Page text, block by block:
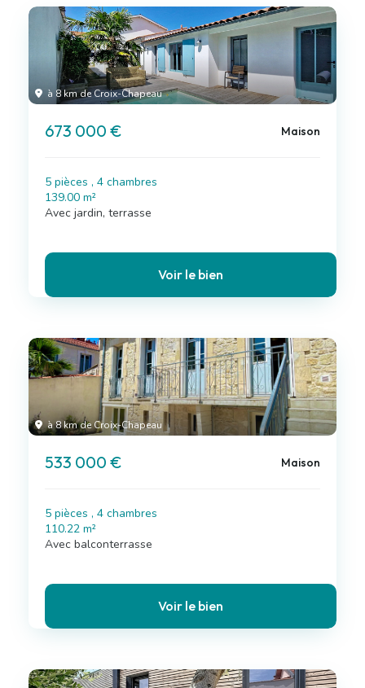
à 8 km de Croix-Chapeau
673 000 € Maison
5 pièces , 4 chambres
139.00 m²
Avec jardin, terrasse
Voir le bien
à 8 km de Croix-Chapeau
533 000 € Maison
5 pièces , 4 chambres
110.22 m²
Avec balconterrasse
Voir le bien